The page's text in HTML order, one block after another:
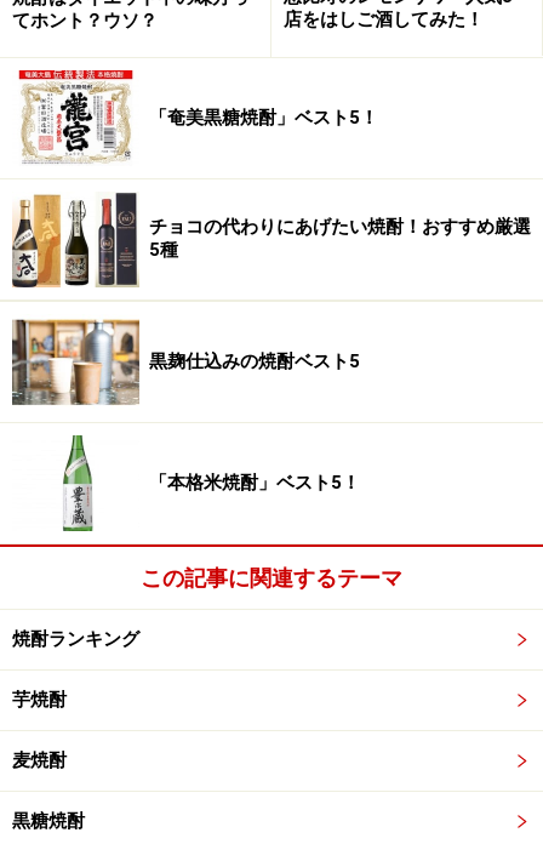
さな蔵元。ただし、焼酎の名前は全国、いや、いまや世
もっとも良質のサツマイモが出来るこの地域の厳選した
芋と、米（八幡はタイ米も使用）と、敷地内から沸き出
でる新鮮な湧き水を使い、一次仕込みも二次仕込みもす
べて甕による仕込みで、丁寧に、生真面目に造られる。
メインは「八幡（はちまん）」だが、白麹仕込みで、無
濾過、アルコール度35％で仕上げたのが「八幡 ろかせ
ず」だ。
普通は濾過することによって雑味や臭みなどを取り除く
のだが、この八幡は仕込み・蒸留・熟成の段階で、キメ
細やかな手間をかけることで清らかでピュアな味わいに
仕上げられる、ゆえに、無濾過でも芋本来の旨味や甘
味、コクといったものが十分に楽しめるのだ。これもひ
のなのだろう。アルコール35度だが、まろみとなめらか
さがあり、ストレートでもいける。おいしい水で割った
「ろかせず」の市場価格は、720mlで5,000円～10,000
円。1800mlで10,000円～20,000円ほど。ちなみに、普通
の「八幡」も、定価は900mlで1,000円前後、1800mlで
2,000円前後だが、倍以上のプレミアがついている。さら
てホント？ウソ？
店をはしご酒してみた！
「奄美黒糖焼酎」ベスト5！
チョコの代わりにあげたい焼酎！おすすめ厳選
5種
黒麹仕込みの焼酎ベスト5
「本格米焼酎」ベスト5！
この記事に関連するテーマ
焼酎ランキング
芋焼酎
麦焼酎
黒糖焼酎